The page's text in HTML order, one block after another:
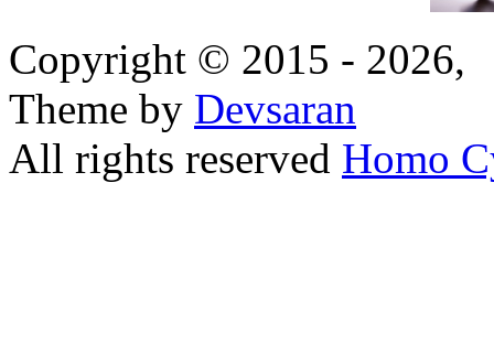
Copyright © 2015 - 2026,
Theme by Devsaran
All rights reserved Homo